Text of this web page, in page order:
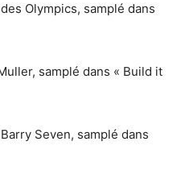
Olympics, samplé dans
samplé dans « Build it
Seven, samplé dans